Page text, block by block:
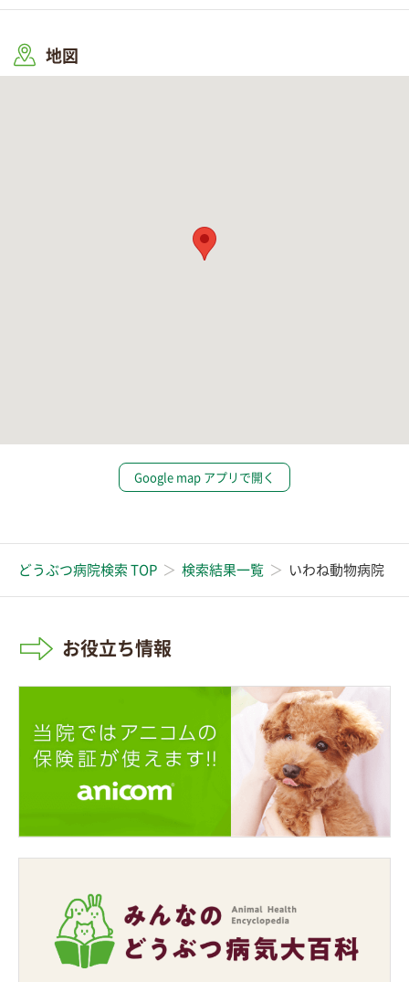
地図
Google map アプリで開く
どうぶつ病院検索 TOP 検索結果一覧 いわね動物病院
お役立ち情報